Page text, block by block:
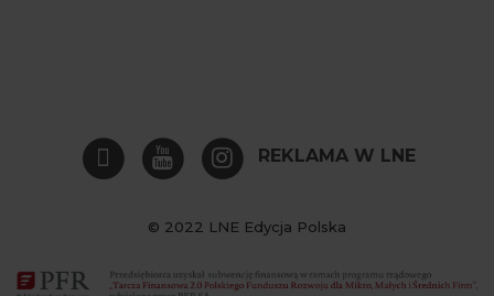
REKLAMA W LNE
© 2022 LNE Edycja Polska